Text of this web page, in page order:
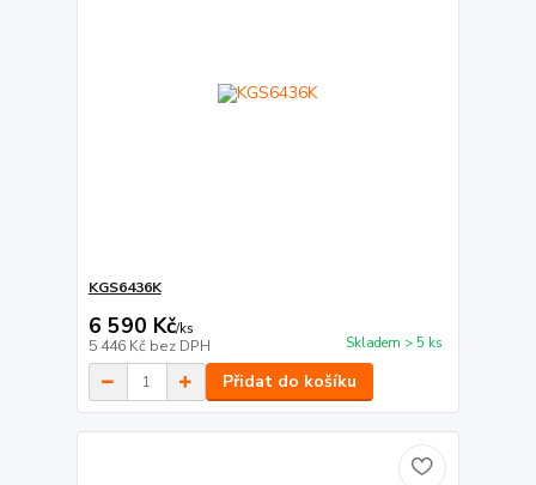
KGS6436K
6 590 Kč/ks
5 446 Kč bez DPH Skladem > 5 ks
Přidat do košíku